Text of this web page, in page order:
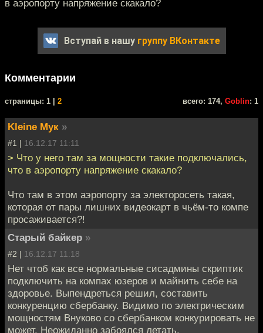
в аэропорту напряжение скакало?
Вступай в нашу группу ВКонтакте
Комментарии
cтраницы: 1 | 2 всего: 174, Goblin: 1
Kleine Мук »
#1 | 16.12.17 11:11
> Что у него там за мощности такие подключались,
что в аэропорту напряжение скакало?
Что там в этом аэропорту за электоросеть такая,
которая от пары лишних видеокарт в чьём-то компе
просаживается?!
Старый байкер »
#2 | 16.12.17 11:18
Нет чтоб как все нормальные сисадмины скриптик
подключить на компах юзеров и майнить себе на
здоровье. Выпендреться решил, составить
конкуренцию сбербанку. Видимо по электрическим
мощностям Внуково со сбербанком конкурировать не
может. Неожиданно забоялся летать.